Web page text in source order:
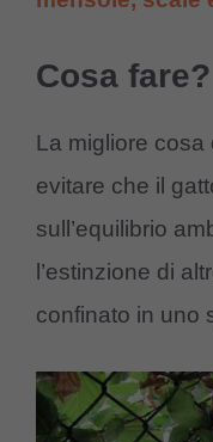
Cosa fare?
La migliore
evitare che il
sull’equilibrio
l’estinzione di
confinato in uno